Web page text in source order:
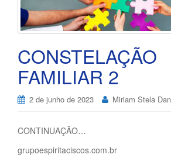
CONSTELAÇÃO
FAMILIAR 2
2 de junho de 2023 Miriam Stela
CONTINUAÇÃO…
grupoespiritaciscos.com.br